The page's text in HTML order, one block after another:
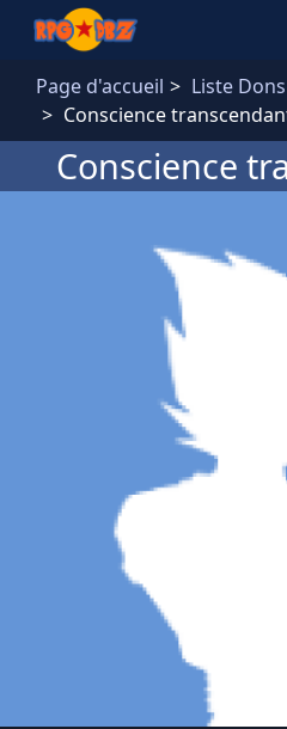
Aller au contenu principal
Page d'accueil
Liste Dons
Conscience
Conscience